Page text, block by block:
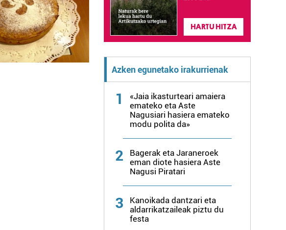
HARTU HITZA
Azken egunetako irakurrienak
1
«Jaia ikasturteari amaiera
emateko eta Aste
Nagusiari hasiera emateko
modu polita da»
2
Bagerak eta Jaraneroek
eman diote hasiera Aste
Nagusi Piratari
3
Kanoikada dantzari eta
aldarrikatzaileak piztu du
festa